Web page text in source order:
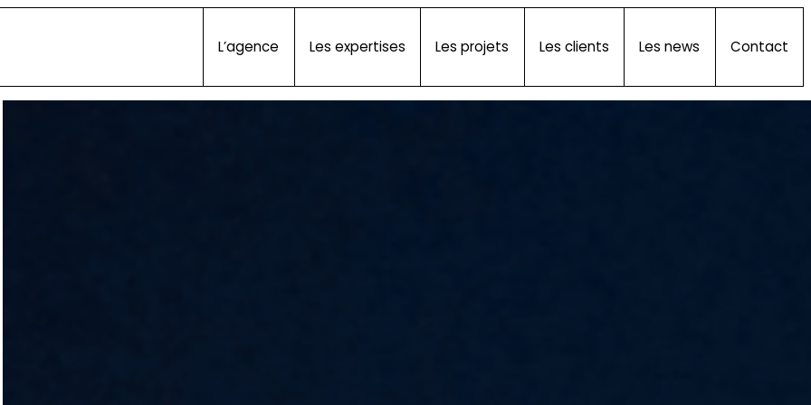
L’agence Les expertises Les projets Les clients Les news Contact